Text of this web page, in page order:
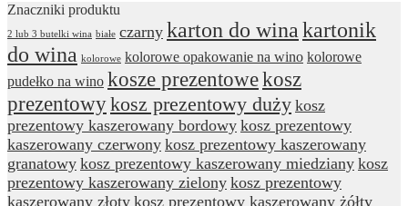
Znaczniki produktu
2 lub 3 butelki wina białe czarny karton do wina kartonik
do wina kolorowe kolorowe opakowanie na wino kolorowe
pudełko na wino kosze prezentowekosz
prezentowykosz prezentowy duży kosz
prezentowy kaszerowany bordowy kosz prezentowy
kaszerowany czerwony kosz prezentowy kaszerowany
granatowy kosz prezentowy kaszerowany miedziany kosz
prezentowy kaszerowany zielony kosz prezentowy
kaszerowany złoty kosz prezentowy kaszerowany żółty